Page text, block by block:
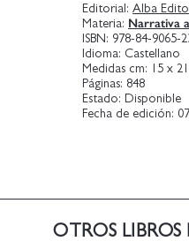
páginas, que, al
emociones, mis
pero esta idea de
para organizar de
personal acaba
provinciano y eso
Con una lucidez
Editorial:Alba
Materia: Narrativa
ISBN: 978-84-9065-
Idioma: Castellano
Medidas cm: 15 x
Páginas: 848
Estado: Disponible
Fecha de edición:
OTROS